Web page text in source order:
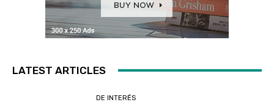
LATEST ARTICLES
DE INTERÉS